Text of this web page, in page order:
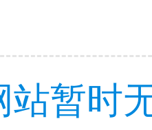
站暂时